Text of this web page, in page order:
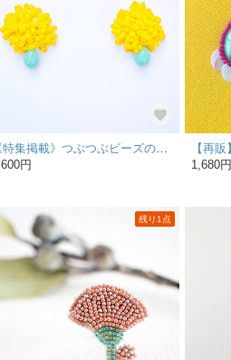
《特集掲載》つぶつぶビーズの刺繍ピアス／イヤリング こびとの落しもの
円
1,680円
残り1点